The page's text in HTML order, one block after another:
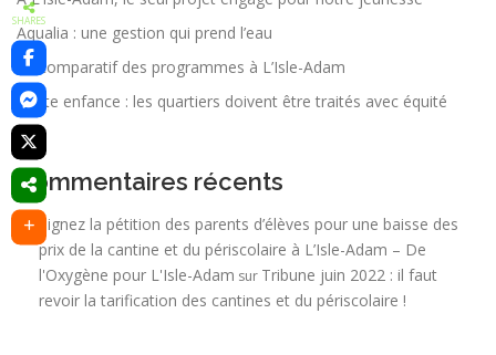
Aqualia : une gestion qui prend l’eau
Le comparatif des programmes à L’Isle-Adam
Petite enfance : les quartiers doivent être traités avec équité
Commentaires récents
Signez la pétition des parents d’élèves pour une baisse des
prix de la cantine et du périscolaire à L’Isle-Adam – De
l'Oxygène pour L'Isle-Adam sur Tribune juin 2022 : il faut
revoir la tarification des cantines et du périscolaire !
SHARES